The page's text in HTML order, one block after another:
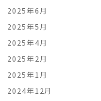
2025年6月
2025年5月
2025年4月
2025年2月
2025年1月
2024年12月